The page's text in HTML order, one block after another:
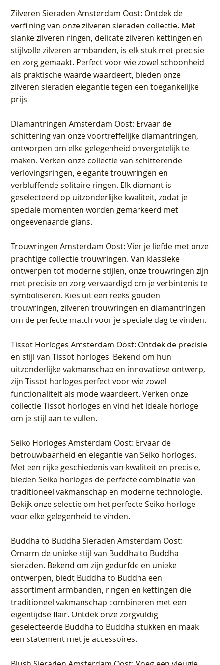
Zilveren Sieraden Amsterdam Oost: Ontdek de
verfijning van onze zilveren sieraden collectie. Met
slanke zilveren ringen, delicate zilveren kettingen en
stijlvolle zilveren armbanden, is elk stuk met precisie
en zorg gemaakt. Perfect voor wie zowel schoonheid
als praktische waarde waardeert, bieden onze
zilveren sieraden elegantie tegen een toegankelijke
prijs.
Diamantringen Amsterdam Oost: Ervaar de
schittering van onze voortreffelijke diamantringen,
ontworpen om elke gelegenheid onvergetelijk te
maken. Verken onze collectie van schitterende
verlovingsringen, elegante trouwringen en
verbluffende solitaire ringen. Elk diamant is
geselecteerd op uitzonderlijke kwaliteit, zodat je
speciale momenten worden gemarkeerd met
ongeëvenaarde glans.
Trouwringen Amsterdam Oost: Vier je liefde met onze
prachtige collectie trouwringen. Van klassieke
ontwerpen tot moderne stijlen, onze trouwringen zijn
met precisie en zorg vervaardigd om je verbintenis te
symboliseren. Kies uit een reeks gouden
trouwringen, zilveren trouwringen en diamantringen
om de perfecte match voor je speciale dag te vinden.
Tissot Horloges Amsterdam Oost: Ontdek de precisie
en stijl van Tissot horloges. Bekend om hun
uitzonderlijke vakmanschap en innovatieve ontwerp,
zijn Tissot horloges perfect voor wie zowel
functionaliteit als mode waardeert. Verken onze
collectie Tissot horloges en vind het ideale horloge
om je stijl aan te vullen.
Seiko Horloges Amsterdam Oost: Ervaar de
betrouwbaarheid en elegantie van Seiko horloges.
Met een rijke geschiedenis van kwaliteit en precisie,
bieden Seiko horloges de perfecte combinatie van
traditioneel vakmanschap en moderne technologie.
Bekijk onze selectie om het perfecte Seiko horloge
voor elke gelegenheid te vinden.
Buddha to Buddha Sieraden Amsterdam Oost:
Omarm de unieke stijl van Buddha to Buddha
sieraden. Bekend om zijn gedurfde en unieke
ontwerpen, biedt Buddha to Buddha een
assortiment armbanden, ringen en kettingen die
traditioneel vakmanschap combineren met een
eigentijdse flair. Ontdek onze zorgvuldig
geselecteerde Buddha to Buddha stukken en maak
een statement met je accessoires.